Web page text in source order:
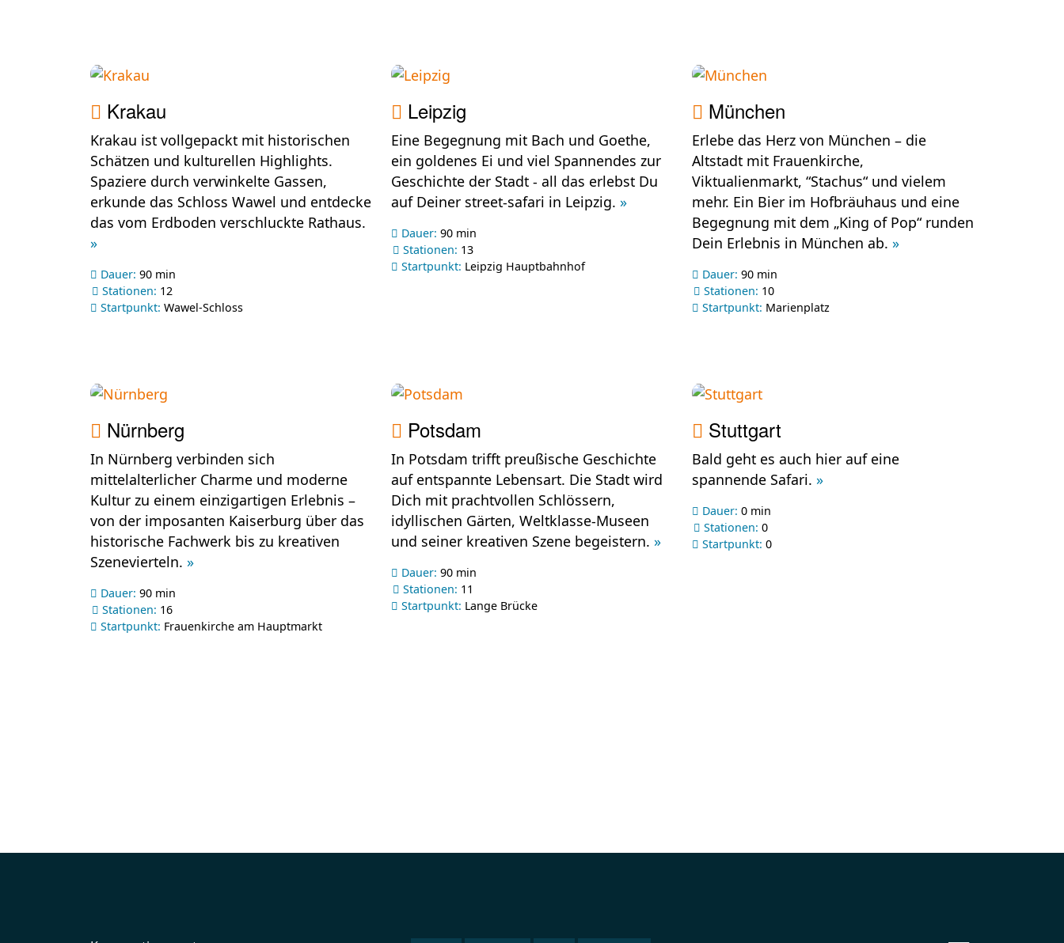
Krakau
Krakau ist vollgepackt mit historischen
Schätzen und kulturellen Highlights.
Spaziere durch verwinkelte Gassen,
erkunde das Schloss Wawel und entdecke
das vom Erdboden verschluckte Rathaus.
»
Dauer: 90 min
Stationen: 12
Startpunkt: Wawel-Schloss
Leipzig
Eine Begegnung mit Bach und Goethe,
ein goldenes Ei und viel Spannendes zur
Geschichte der Stadt - all das erlebst Du
auf Deiner street-safari in Leipzig. »
Dauer: 90 min
Stationen: 13
Startpunkt: Leipzig Hauptbahnhof
München
Erlebe das Herz von München – die
Altstadt mit Frauenkirche,
Viktualienmarkt, “Stachus“ und vielem
mehr. Ein Bier im Hofbräuhaus und eine
Begegnung mit dem „King of Pop“ runden
Dein Erlebnis in München ab. »
Dauer: 90 min
Stationen: 10
Startpunkt: Marienplatz
Nürnberg
In Nürnberg verbinden sich
mittelalterlicher Charme und moderne
Kultur zu einem einzigartigen Erlebnis –
von der imposanten Kaiserburg über das
historische Fachwerk bis zu kreativen
Szenevierteln. »
Dauer: 90 min
Stationen: 16
Startpunkt: Frauenkirche am Hauptmarkt
Potsdam
In Potsdam trifft preußische Geschichte
auf entspannte Lebensart. Die Stadt wird
Dich mit prachtvollen Schlössern,
idyllischen Gärten, Weltklasse-Museen
und seiner kreativen Szene begeistern. »
Dauer: 90 min
Stationen: 11
Startpunkt: Lange Brücke
Stuttgart
Bald geht es auch hier auf eine
spannende Safari. »
Dauer: 0 min
Stationen: 0
Startpunkt: 0